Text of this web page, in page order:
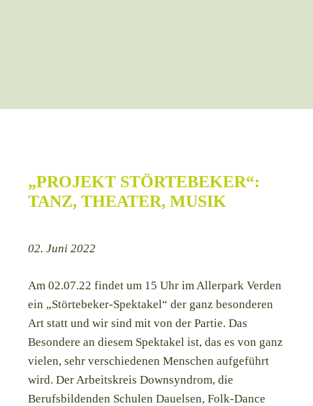
„PROJEKT STÖRTEBEKER“:
TANZ, THEATER, MUSIK
02. Juni 2022
Am 02.07.22 findet um 15 Uhr im Allerpark Verden
ein „Störtebeker-Spektakel“ der ganz besonderen
Art statt und wir sind mit von der Partie. Das
Besondere an diesem Spektakel ist, das es von ganz
vielen, sehr verschiedenen Menschen aufgeführt
wird. Der Arbeitskreis Downsyndrom, die
Berufsbildenden Schulen Dauelsen, Folk-Dance